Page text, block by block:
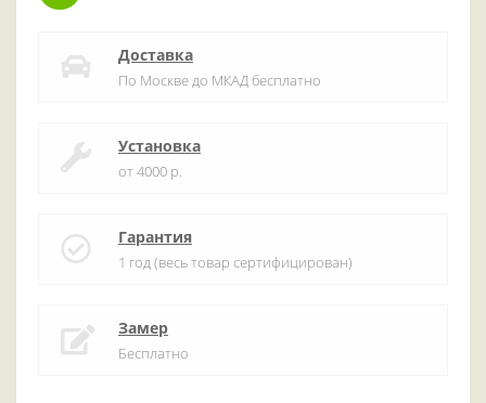
Доставка
По Москве до МКАД бесплатно
Установка
от 4000 р.
Гарантия
1 год (весь товар сертифицирован)
Замер
Бесплатно